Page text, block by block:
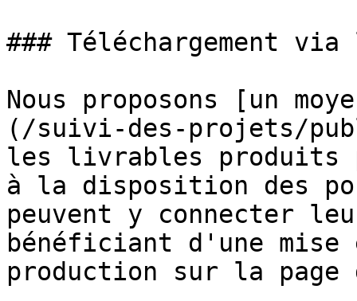
### Téléchargement via
Nous proposons [un
(/suivi-des-projets/
les livrables produits
à la disposition des
peuvent y connecter
bénéficiant d'une
production sur la